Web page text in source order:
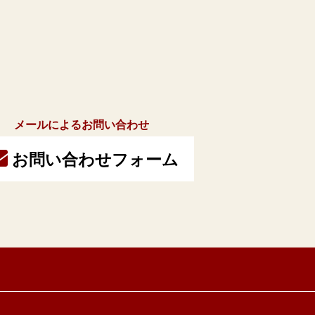
メールによるお問い合わせ
お問い合わせフォーム